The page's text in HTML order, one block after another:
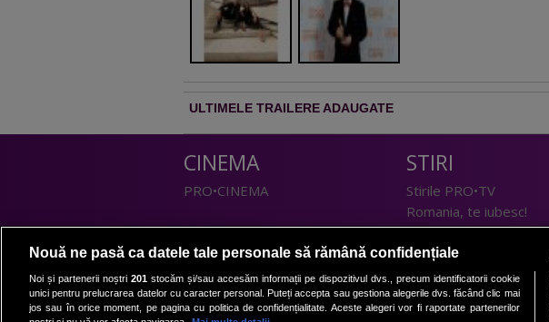
ULTIMELE TRAILERE ADAUGATE
CINEMA
PRO•CINEMA
DIVERTISMENT
PRO•TV
Romanii au talent
STIRI
Stirile PRO•TV
Romania, te iubesc!
TEHNOLOGIE
I Like IT
Nouă ne pasă ca datele tale personale să rămână confidențiale
Noi și partenerii noștri 201stocăm și/sau accesăm informații pe dispozitivul dvs., precum identificatorii cookie
unici pentru prelucrarea datelor cu caracter personal. Puteți accepta sau gestiona alegerile dvs. făcând clic mai
jos sau în orice moment, pe pagina cu politica de confidențialitate. Aceste alegeri vor fi raportate partenerilor